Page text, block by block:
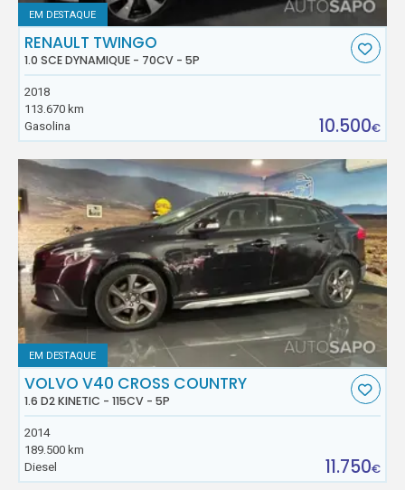
EM DESTAQUE
RENAULT TWINGO
1.0 SCE DYNAMIQUE - 70CV - 5P
2018
113.670 km
Gasolina
10.500€
EM DESTAQUE
VOLVO V40 CROSS COUNTRY
1.6 D2 KINETIC - 115CV - 5P
2014
189.500 km
Diesel
11.750€